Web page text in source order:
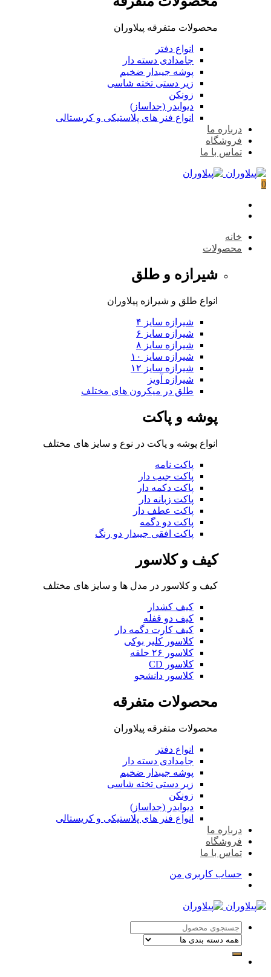
محصولات متفرقه پیلاوران
انواع دفتر
جامدادی دسته دار
پوشه جیبدار ضخیم
زیر دستی تخته شاسی
زونکن
دیوایدر (جداساز)
انواع فنر های پلاستیکی و کریستالی
درباره ما
فروشگاه
تماس با ما
0
خانه
محصولات
شیرازه و طلق
انواع طلق و شیرازه پیلاوران
شیرازه سایز ۴
شیرازه سایز ۶
شیرازه سایز ۸
شیرازه سایز ۱۰
شیرازه سایز ۱۲
شیرازه آویز
طلق در میکرون های مختلف
پوشه و پاکت
انواع پوشه و پاکت در نوع و سایز های مختلف
پاکت نامه
پاکت جیب دار
پاکت دکمه دار
پاکت زبانه دار
پاکت عطف دار
پاکت دو دگمه
پاکت افقی جیبدار دو رنگ
کیف و کلاسور
کیف و کلاسور در مدل ها و سایز های مختلف
کیف کشدار
کیف دو قفله
کیف کارت دگمه دار
کلاسور کلیر بوکی
کلاسور ۲۶ حلقه
کلاسور CD
کلاسور دانشجو
محصولات متفرقه
محصولات متفرقه پیلاوران
انواع دفتر
جامدادی دسته دار
پوشه جیبدار ضخیم
زیر دستی تخته شاسی
زونکن
دیوایدر (جداساز)
انواع فنر های پلاستیکی و کریستالی
درباره ما
فروشگاه
تماس با ما
حساب کاربری من